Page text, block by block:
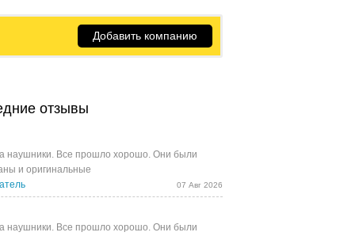
Добавить компанию
отзывы
наушники. Все прошло хорошо. Они были
и оригинальные
07 Авг 2026
наушники. Все прошло хорошо. Они были